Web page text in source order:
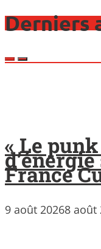
Derniers
« Le
France
9 août 20268 août